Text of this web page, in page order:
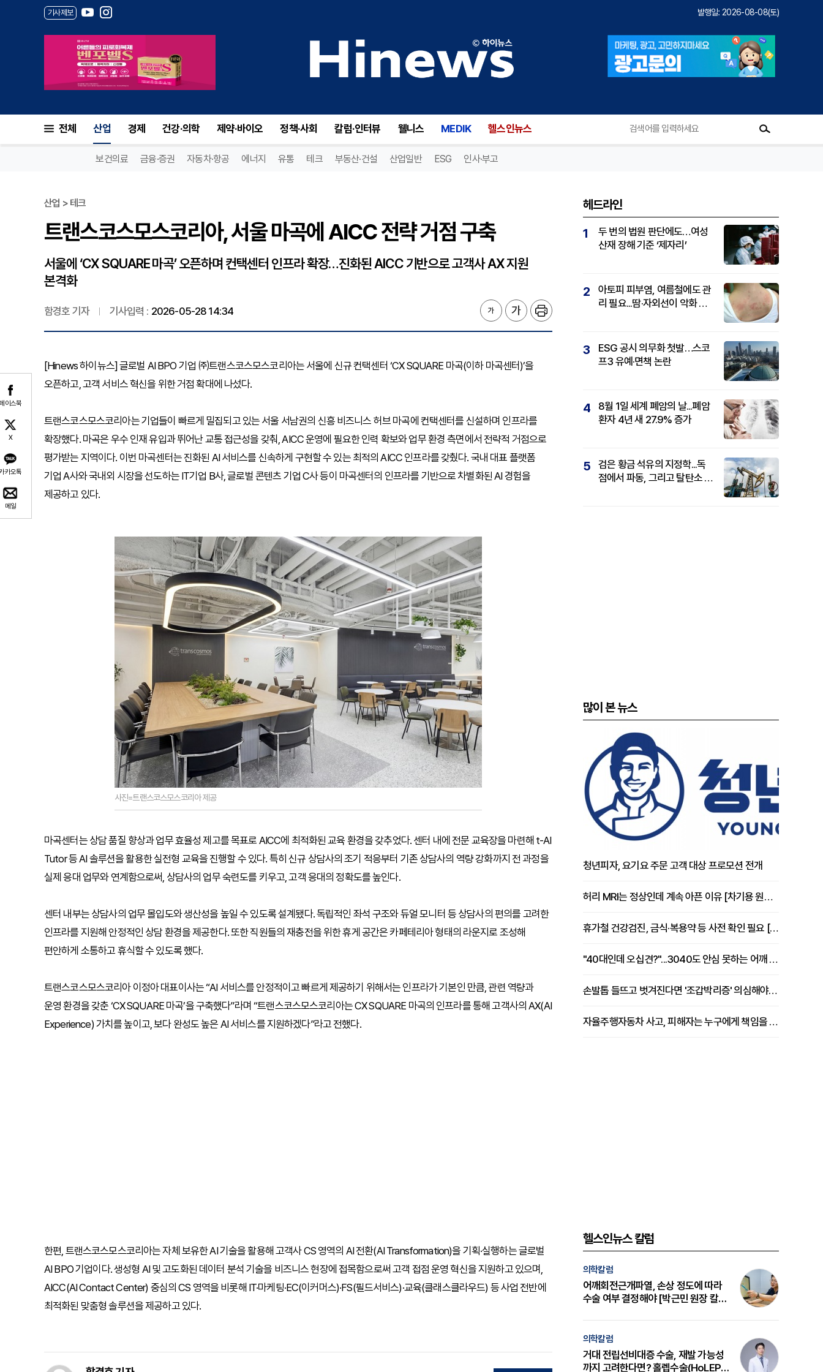
기사제보 발행일: 2026-08-08(토)
전체 산업 경제 건강·의학 제약·바이오 정책·사회 칼럼·인터뷰 웰니스 MEDIK 헬스인뉴스
보건의료 금융·증권 자동차·항공 에너지 유통 테크 부동산·건설 산업일반 ESG 인사·부고
이스북
X
카오톡
메일
산업 > 테크
트랜스코스모스코리아, 서울 마곡에 AICC 전략 거점 구축
서울에 ‘CX SQUARE 마곡’ 오픈하며 컨택센터 인프라 확장…진화된 AICC 기반으로 고객사 AX 지원
본격화
함경호 기자 기사입력 : 2026-05-28 14:34
[Hinews 하이뉴스] 글로벌 AI BPO 기업 ㈜트랜스코스모스코리아는 서울에 신규 컨택센터 ‘CX SQUARE 마곡(이하 마곡센터)’을
오픈하고, 고객 서비스 혁신을 위한 거점 확대에 나섰다.
트랜스코스모스코리아는 기업들이 빠르게 밀집되고 있는 서울 서남권의 신흥 비즈니스 허브 마곡에 컨택센터를 신설하며 인프라를
확장했다. 마곡은 우수 인재 유입과 뛰어난 교통 접근성을 갖춰, AICC 운영에 필요한 인력 확보와 업무 환경 측면에서 전략적 거점으로
평가받는 지역이다. 이번 마곡센터는 진화된 AI 서비스를 신속하게 구현할 수 있는 최적의 AICC 인프라를 갖췄다. 국내 대표 플랫폼
기업 A사와 국내외 시장을 선도하는 IT기업 B사, 글로벌 콘텐츠 기업 C사 등이 마곡센터의 인프라를 기반으로 차별화된 AI 경험을
제공하고 있다.
사진=트랜스코스모스코리아 제공
마곡센터는 상담 품질 향상과 업무 효율성 제고를 목표로 AICC에 최적화된 교육 환경을 갖추었다. 센터 내에 전문 교육장을 마련해 t-AI
Tutor 등 AI 솔루션을 활용한 실전형 교육을 진행할 수 있다. 특히 신규 상담사의 조기 적응부터 기존 상담사의 역량 강화까지 전 과정을
실제 응대 업무와 연계함으로써, 상담사의 업무 숙련도를 키우고, 고객 응대의 정확도를 높인다.
센터 내부는 상담사의 업무 몰입도와 생산성을 높일 수 있도록 설계됐다. 독립적인 좌석 구조와 듀얼 모니터 등 상담사의 편의를 고려한
인프라를 지원해 안정적인 상담 환경을 제공한다. 또한 직원들의 재충전을 위한 휴게 공간은 카페테리아 형태의 라운지로 조성해
편안하게 소통하고 휴식할 수 있도록 했다.
트랜스코스모스코리아 이정아 대표이사는 “AI 서비스를 안정적이고 빠르게 제공하기 위해서는 인프라가 기본인 만큼, 관련 역량과
운영 환경을 갖춘 ‘CX SQUARE 마곡’을 구축했다”라며 “트랜스코스모스코리아는 CX SQUARE 마곡의 인프라를 통해 고객사의 AX(AI
Experience) 가치를 높이고, 보다 완성도 높은 AI 서비스를 지원하겠다”라고 전했다.
한편, 트랜스코스모스코리아는 자체 보유한 AI 기술을 활용해 고객사 CS 영역의 AI 전환(AI Transformation)을 기획·실행하는 글로벌
AI BPO 기업이다. 생성형 AI 및 고도화된 데이터 분석 기술을 비즈니스 현장에 접목함으로써 고객 접점 운영 혁신을 지원하고 있으며,
AICC(AI Contact Center) 중심의 CS 영역을 비롯해 IT·마케팅·EC(이커머스)·FS(필드서비스)·교육(클래스클라우드) 등 사업 전반에
최적화된 맞춤형 솔루션을 제공하고 있다.
헤드라인
1
두 번의 법원 판단에도…여성
산재 장해 기준 ‘제자리’
2
아토피 피부염, 여름철에도 관
리 필요...땀·자외선이 악화 요
3
ESG 공시 의무화 첫발…스코
프3 유예·면책 논란
4
8월 1일 세계 폐암의 날...폐암
환자 4년 새 27.9% 증가
5
검은 황금 석유의 지정학...독
점에서 파동, 그리고 탈탄소 패
많이 본 뉴스
청년피자, 요기요 주문 고객 대상 프로모션 전개
허리 MRI는 정상인데 계속 아픈 이유 [차기용 원장 칼럼]
휴가철 건강검진, 금식·복용약 등 사전 확인 필요 [정도감 원장 칼럼]
"40대인데 오십견?"...3040도 안심 못하는 어깨 유착성 관절낭염
손발톱 들뜨고 벗겨진다면 '조갑박리증' 의심해야 [김철윤 원장 칼럼]
자율주행자동차 사고, 피해자는 누구에게 책임을 물을 수 있을까
헬스인뉴스 칼럼
의학칼럼
어깨회전근개파열, 손상 정도에 따라
수술 여부 결정해야 [박근민 원장 칼
의학칼럼
거대 전립선비대증 수술, 재발 가능성
까지 고려한다면? 홀렙수술(HoLEP)